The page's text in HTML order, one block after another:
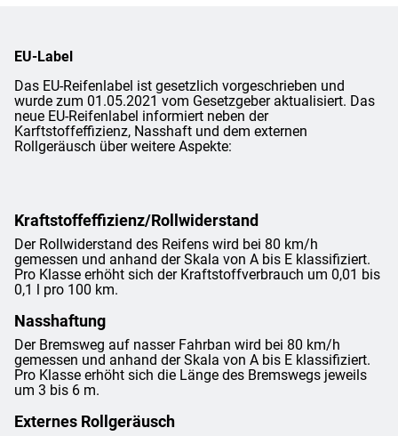
EU-Label
Das EU-Reifenlabel ist gesetzlich vorgeschrieben und
wurde zum 01.05.2021 vom Gesetzgeber aktualisiert. Das
neue EU-Reifenlabel informiert neben der
Karftstoffeffizienz, Nasshaft und dem externen
Rollgeräusch über weitere Aspekte:
Kraftstoffeffizienz/Rollwiderstand
Der Rollwiderstand des Reifens wird bei 80 km/h
gemessen und anhand der Skala von A bis E klassifiziert.
Pro Klasse erhöht sich der Kraftstoffverbrauch um 0,01 bis
0,1 l pro 100 km.
Nasshaftung
Der Bremsweg auf nasser Fahrban wird bei 80 km/h
gemessen und anhand der Skala von A bis E klassifiziert.
Pro Klasse erhöht sich die Länge des Bremswegs jeweils
um 3 bis 6 m.
Externes Rollgeräusch